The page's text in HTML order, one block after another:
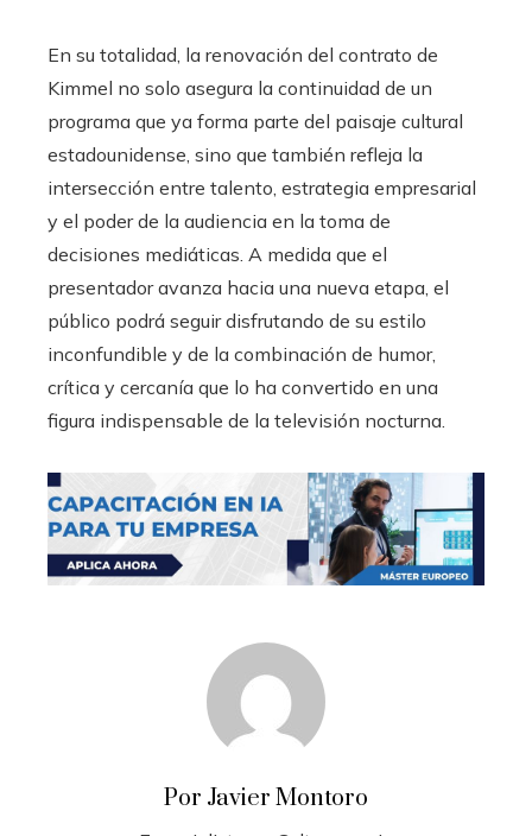
En su totalidad, la renovación del contrato de
Kimmel no solo asegura la continuidad de un
programa que ya forma parte del paisaje cultural
estadounidense, sino que también refleja la
intersección entre talento, estrategia empresarial
y el poder de la audiencia en la toma de
decisiones mediáticas. A medida que el
presentador avanza hacia una nueva etapa, el
público podrá seguir disfrutando de su estilo
inconfundible y de la combinación de humor,
crítica y cercanía que lo ha convertido en una
figura indispensable de la televisión nocturna.
Por Javier Montoro